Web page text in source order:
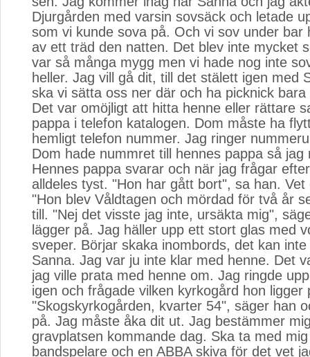
Djurgården med varsin sovsäck och letade
som vi kunde sova på. Och vi sov under bar
av ett träd den natten. Det blev inte mycket
var så många mygg men vi hade nog inte
heller. Jag vill gå dit, till det stälett igen med
ska vi sätta oss ner där och ha picknick
Det var omöjligt att hitta henne eller rättare
pappa i telefon katalogen. Dom måste ha
hemligt telefon nummer. Jag ringer
Dom hade nummret till hennes pappa så jag
Hennes pappa svarar och när jag frågar
alldeles tyst. "Hon har gått bort", sa han. Vet
"Hon blev Våldtagen och mördad för två år
till. "Nej det visste jag inte, ursäkta mig",
lägger på. Jag häller upp ett stort glas med
sveper. Börjar skaka inombords, det kan
Sanna. Jag var ju inte klar med henne. Det
jag ville prata med henne om. Jag ringde
igen och frågade vilken kyrkogård hon ligger
"Skogskyrkogården, kvarter 54", säger han
på. Jag måste åka dit ut. Jag bestämmer
gravplatsen kommande dag. Ska ta med
bandspelare och en ABBA skiva för det vet